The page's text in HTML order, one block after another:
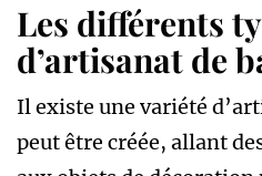
Les différents
d’artisanat de
Il existe une variété
peut être créée, allant